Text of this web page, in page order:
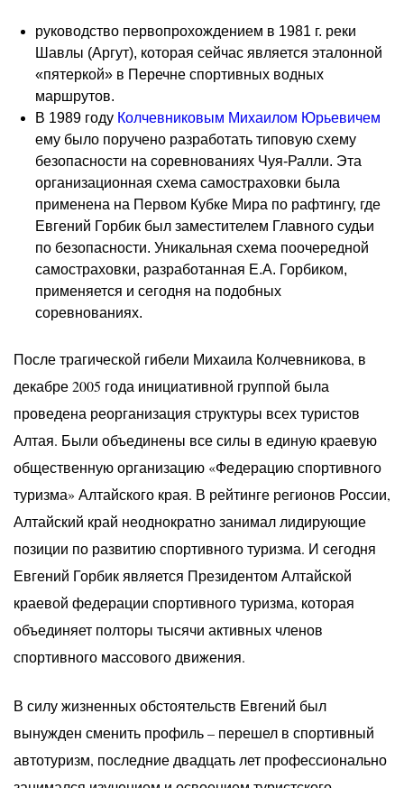
руководство первопрохождением в 1981 г. реки
Шавлы (Аргут), которая сейчас является эталонной
«пятеркой» в Перечне спортивных водных
маршрутов.
В 1989 году Колчевниковым Михаилом Юрьевичем
ему было поручено разработать типовую схему
безопасности на соревнованиях Чуя-Ралли. Эта
организационная схема самостраховки была
применена на Первом Кубке Мира по рафтингу, где
Евгений Горбик был заместителем Главного судьи
по безопасности. Уникальная схема поочередной
самостраховки, разработанная Е.А. Горбиком,
применяется и сегодня на подобных
соревнованиях.
После трагической гибели Михаила Колчевникова, в
декабре 2005 года инициативной группой была
проведена реорганизация структуры всех туристов
Алтая. Были объединены все силы в единую краевую
общественную организацию «Федерацию спортивного
туризма» Алтайского края. В рейтинге регионов России,
Алтайский край неоднократно занимал лидирующие
позиции по развитию спортивного туризма. И сегодня
Евгений Горбик является Президентом Алтайской
краевой федерации спортивного туризма, которая
объединяет полторы тысячи активных членов
спортивного массового движения.
В силу жизненных обстоятельств Евгений был
вынужден сменить профиль – перешел в спортивный
автотуризм, последние двадцать лет профессионально